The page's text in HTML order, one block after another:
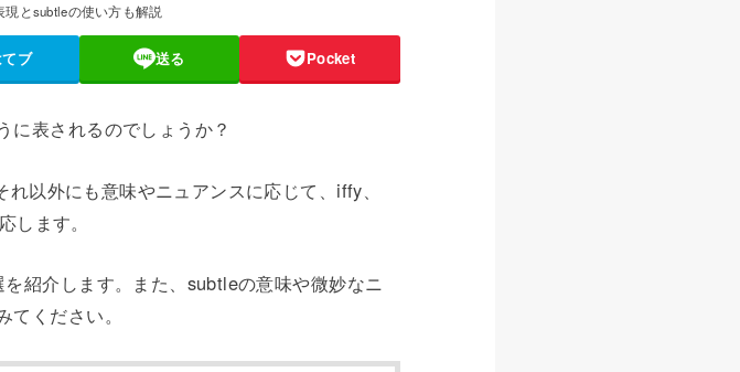
とsubtleの使い方も解説
ブ 送る Pocket
に表されるのでしょうか？
以外にも意味やニュアンスに応じて、iffy、
ます。
紹介します。また、subtleの意味や微妙なニ
ください。